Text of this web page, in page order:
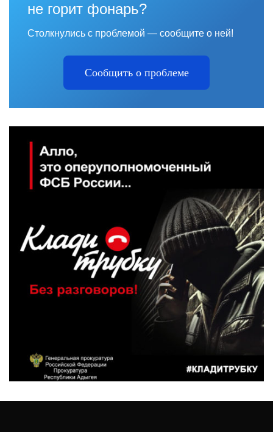
не горит фонарь?
Столкнулись с проблемой — сообщите о ней!
Сообщить о проблеме